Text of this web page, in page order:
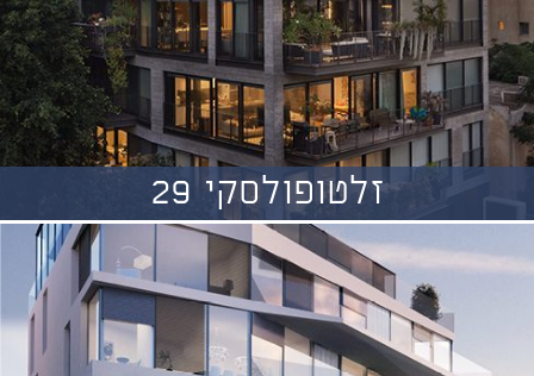
זלטופולסקי 29